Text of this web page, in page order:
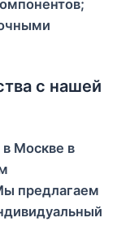
с нашей
Москве в
предлагаем